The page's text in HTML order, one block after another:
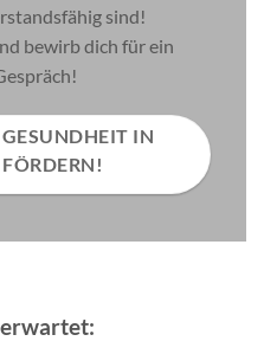
sind!
bewirb dich für ein
IN